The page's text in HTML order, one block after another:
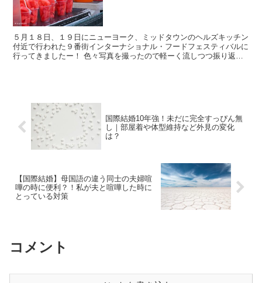
５月１８日、１９日にニューヨーク、ミッドタウンのヘルズキッチン
付近で行われた９番街インターナショナル・フードフェスティバルに
行ってきましたー！ 色々写真を撮ったので軽ーく流しつつ振り返っ
国際結婚10年強！未だに完全すっぴん無
し｜部屋着や体型維持など外見の変化
は？
【国際結婚】母国語の違う同士の夫婦喧
嘩の時に便利？！私が夫と喧嘩した時に
とっている対策
コメント